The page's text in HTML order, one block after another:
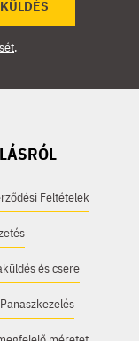
KÜLDÉS
.
Feltételek
és csere